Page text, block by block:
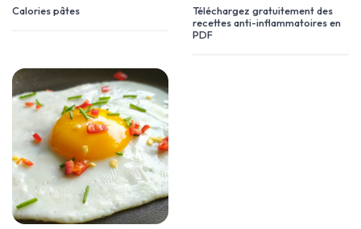
Calories pâtes
Téléchargez gratuitement des
recettes anti-inflammatoires en
PDF